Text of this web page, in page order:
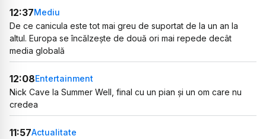
12:37Mediu
De ce canicula este tot mai greu de suportat de la un an la
altul. Europa se încălzește de două ori mai repede decât
media globală
12:08Entertainment
Nick Cave la Summer Well, final cu un pian și un om care nu
credea
11:57Actualitate